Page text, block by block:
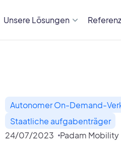
Unsere Lösungen
Autonomer On-Demand-
Staatliche aufgabenträger
24/07/2023 Padam Mobility